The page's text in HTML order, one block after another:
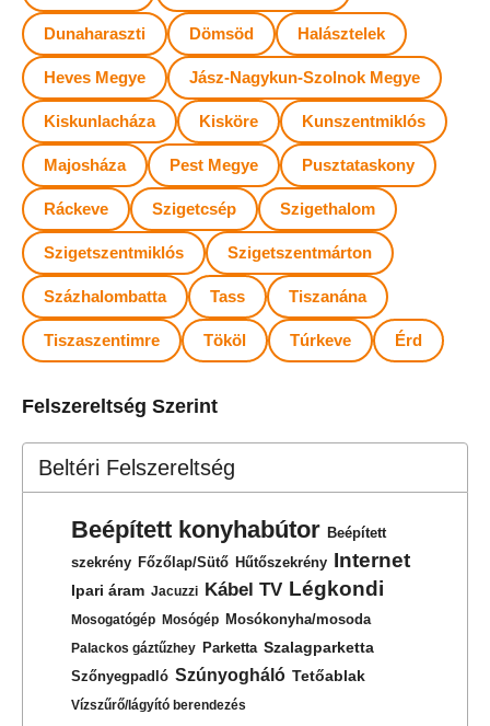
Dunaharaszti Dömsöd Halásztelek
Heves Megye Jász-Nagykun-Szolnok Megye
Kiskunlacháza Kisköre Kunszentmiklós
Majosháza Pest Megye Pusztataskony
Ráckeve Szigetcsép Szigethalom
Szigetszentmiklós Szigetszentmárton
Százhalombatta Tass Tiszanána
Tiszaszentimre Tököl Túrkeve Érd
Felszereltség Szerint
Beltéri Felszereltség
Beépített konyhabútor Beépített
szekrény Főzőlap/Sütő Hűtőszekrény Internet
Ipari áram Jacuzzi Kábel TV Légkondi
Mosogatógép Mosógép Mosókonyha/mosoda
Palackos gáztűzhey Parketta Szalagparketta
Szőnyegpadló Szúnyogháló Tetőablak
Vízszűrő/lágyító berendezés